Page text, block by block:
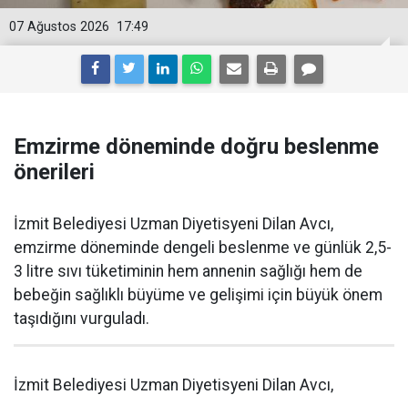
17:49
07 Ağustos 2026
Emzirme döneminde doğru beslenme
önerileri
İzmit Belediyesi Uzman Diyetisyeni Dilan Avcı,
emzirme döneminde dengeli beslenme ve günlük 2,5-
3 litre sıvı tüketiminin hem annenin sağlığı hem de
bebeğin sağlıklı büyüme ve gelişimi için büyük önem
taşıdığını vurguladı.
İzmit Belediyesi Uzman Diyetisyeni Dilan Avcı,